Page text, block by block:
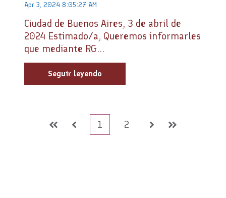
Apr 3, 2024 8:05:27 AM
Ciudad de Buenos Aires, 3 de abril de
2024 Estimado/a, Queremos informarles
que mediante RG...
Seguir leyendo
PrimeraAnterior
1 2 SiguienteÚltima